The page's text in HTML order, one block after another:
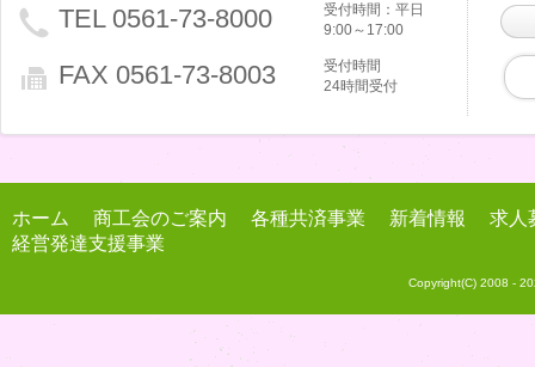
TEL 0561-73-8000
受付時間：平日
9:00～17:00
FAX 0561-73-8003
受付時間
24時間受付
ホーム 商工会のご案内 各種共済事業 新着情報
求人
経営発達支援事業
Copyright(C) 2008 -